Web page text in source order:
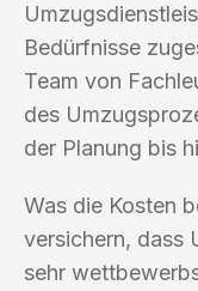
Bedürfnisse
Team von
des
der Planung bis
Was die Kosten
versichern, dass
sehr